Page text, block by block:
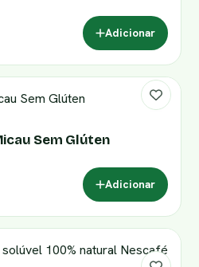
Adicionar
Sem Glúten
Adicionar